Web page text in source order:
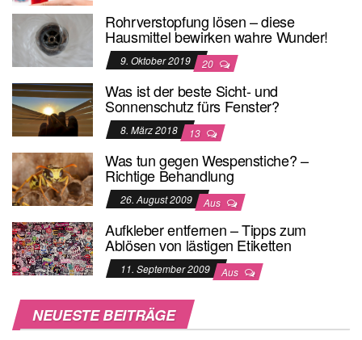
Rohrverstopfung lösen – diese
Hausmittel bewirken wahre Wunder!
9. Oktober 2019 20
Was ist der beste Sicht- und
Sonnenschutz fürs Fenster?
8. März 2018 13
Was tun gegen Wespenstiche? –
Richtige Behandlung
26. August 2009 Aus
Aufkleber entfernen – Tipps zum
Ablösen von lästigen Etiketten
11. September 2009 Aus
NEUESTE BEITRÄGE